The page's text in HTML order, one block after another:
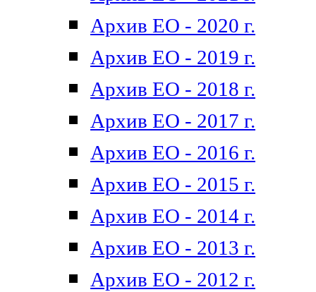
Архив ЕО - 2020 г.
Архив ЕО - 2019 г.
Архив ЕО - 2018 г.
Архив ЕО - 2017 г.
Архив ЕО - 2016 г.
Архив ЕО - 2015 г.
Архив ЕО - 2014 г.
Архив ЕО - 2013 г.
Архив ЕО - 2012 г.